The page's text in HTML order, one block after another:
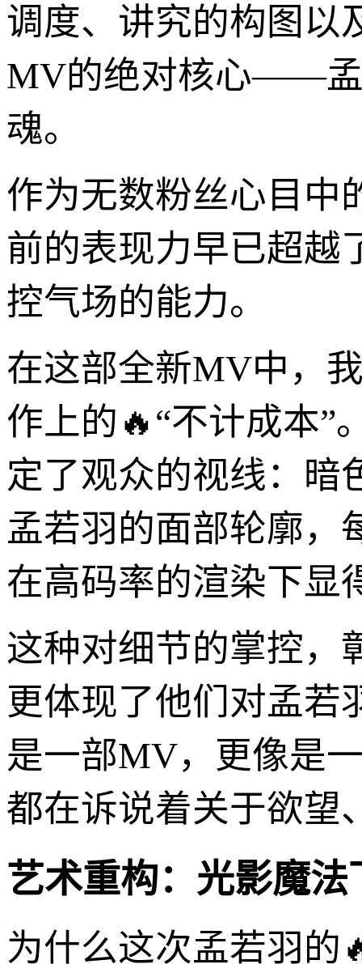
调度、讲究的构图以
MV的绝对核心——孟
魂。
作为无数粉丝心目中
前的表现力早已超越
控气场的能力。
在这部全新MV中，
作上的🔥“不计成本”
定了观众的视线：暗
孟若羽的面部轮廓，
在高码率的渲染下显
这种对细节的掌控，
更体现了他们对孟若
是一部MV，更像是
都在诉说着关于欲望
艺术重构：光影魔
为什么这次孟若羽的